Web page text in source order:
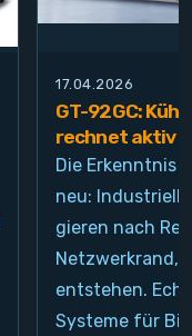
17.04.2026
GT-92GC:
rechnet aktiv
Die Erkenntnis
neu:
gieren nach
Netzwerkrand,
entstehen.
Systeme für